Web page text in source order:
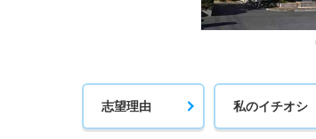
志望理由 私のイチオシ